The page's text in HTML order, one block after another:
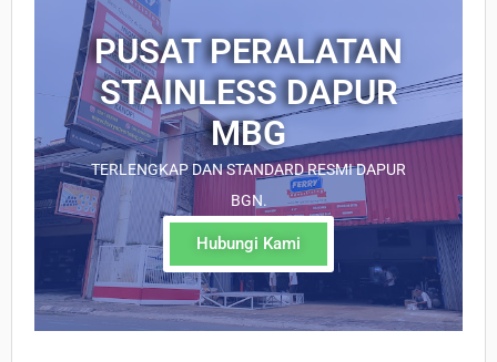
PUSAT PERALATAN
STAINLESS DAPUR
MBG
TERLENGKAP DAN STANDARD RESMI DAPUR
BGN.
Hubungi Kami